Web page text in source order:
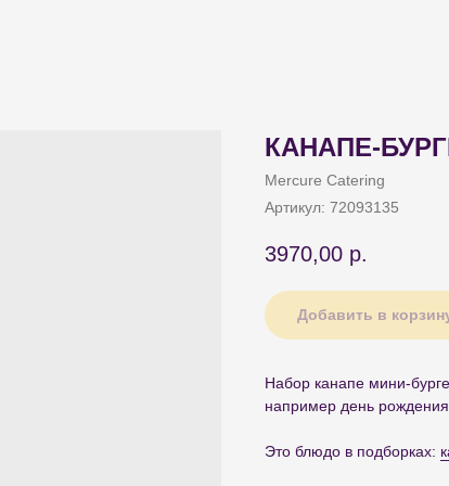
КАНАПЕ-
Mercure Catering
Артикул: 72093135
3970,00 р.
Добавить в
Набор канапе мини-
например день
Это блюдо в подборках: